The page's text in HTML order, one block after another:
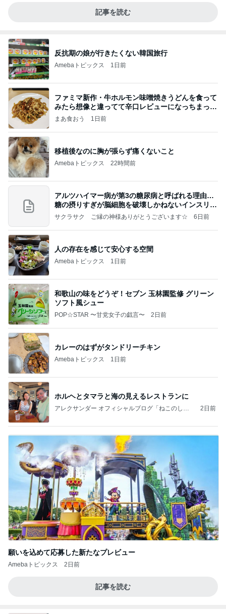
記事を読む
反抗期の娘が行きたくない韓国旅行
Amebaトピックス 1日前
ファミマ新作・牛ホルモン味噌焼きうどんを食って
みたら想像と違ってて辛口レビューになっちまった
話
まあ食おう 1日前
移植後なのに胸が張らず痛くないこと
Amebaトピックス 22時間前
アルツハイマー病が第3の糖尿病と呼ばれる理由…
糖の摂りすぎが脳細胞を破壊しかねないインスリン
の恐
サクラサク ご縁の神様ありがとうございます☆ 6日前
人の存在を感じて安心する空間
Amebaトピックス 1日前
和歌山の味をどうぞ！セブン 玉林園監修 グリーン
ソフト風シュー
POP☆STAR 〜甘党女子の戯言〜 2日前
カレーのはずがタンドリーチキン
Amebaトピックス 1日前
ホルヘとタマラと海の見えるレストランに
アレクサンダー オフィシャルブログ「ねこのしっ
2日前
願いを込めて応募した新たなプレビュー
Amebaトピックス 2日前
記事を読む